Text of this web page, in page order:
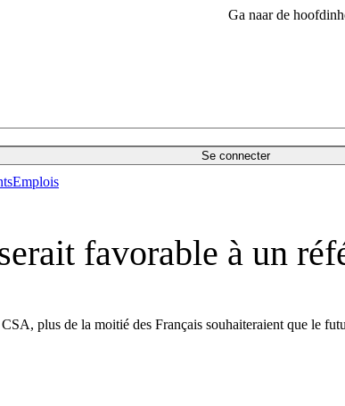
Ga naar de
Se connecter
Emplois
favorable à un
plus de la moitié des Français souhaiteraient que le